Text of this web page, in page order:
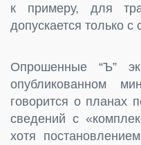
к примеру, для
допускается только
Опрошенные “Ъ”
опубликованном
говорится о планах
сведений с
хотя